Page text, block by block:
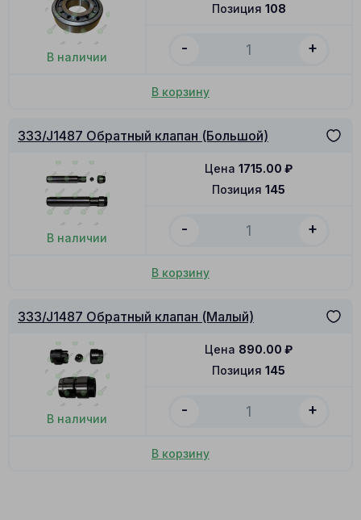
В наличии
Позиция 108
- +
В корзину
333/J1487 Обратный клапан (Большой)
В наличии
Позиция 145
Цена 1715.00 ₽
- +
В корзину
333/J1487 Обратный клапан (Малый)
В наличии
Позиция 145
Цена 890.00 ₽
- +
В корзину